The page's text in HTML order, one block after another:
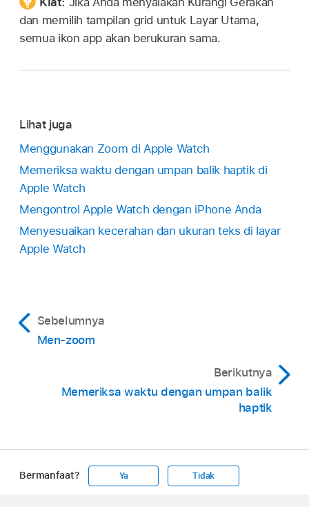
dan memilih tampilan grid untuk Layar Utama,
semua ikon app akan berukuran sama.
Lihat juga
Menggunakan Zoom di Apple Watch
Memeriksa waktu dengan umpan balik haptik di
Apple Watch
Mengontrol Apple Watch dengan iPhone Anda
Menyesuaikan kecerahan dan ukuran teks di layar
Apple Watch
Sebelumnya
Men-zoom
Berikutnya
Memeriksa waktu dengan umpan balik
haptik
Bermanfaat? Ya Tidak